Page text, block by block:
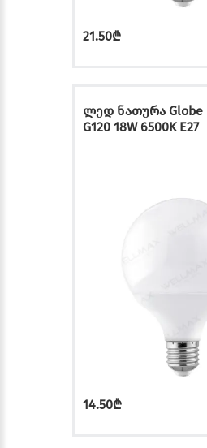
21.50₾
ლედ ნათურა Globe
G120 18W 6500K E27
14.50₾